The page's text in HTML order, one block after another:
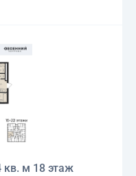
кв. м 18 этаж